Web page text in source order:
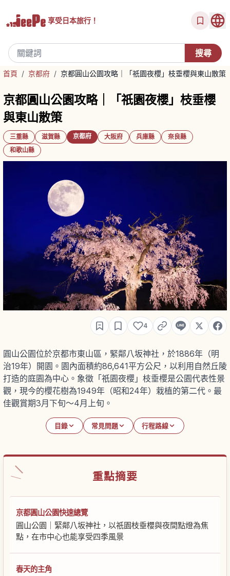
享受日本旅行！
首頁 / 京都府 / 京都圓山公園攻略｜「祇園夜櫻」枝垂櫻與東山散策
京都圓山公園攻略｜「祇園夜櫻」枝垂櫻
與東山散策
三重縣 滋賀縣 京都府 大阪府 兵庫縣
奈良縣
和歌山縣
4
圓山公園位於京都市東山區，緊鄰八坂神社，於1886年（明
治19年）開園。園內面積約86,641平方公尺，以利用自然丘陵
打造的庭園為中心。象徵「祇園夜櫻」枝垂櫻是公園代表性景
觀，現今的櫻花樹為1949年（昭和24年）栽植的第二代。最
佳觀賞期3月下旬〜4月上旬。
目錄 常見問題 行程路線
重點摘要
京都圓山公園快速總覽
圓山公園｜緊鄰八坂神社，以祇園枝垂櫻與夜間點燈為焦
點，在市中心也能享受四季風景
春天的主角